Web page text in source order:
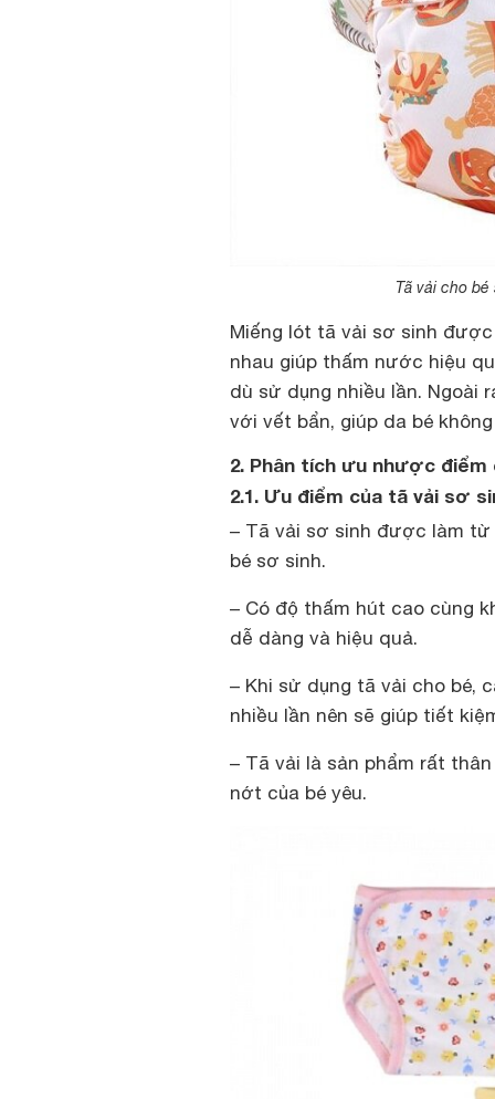
Tã vải cho
Miếng lót tã vải sơ sinh
nhau giúp thấm nước hiệu
dù sử dụng nhiều lần. Ngoài
với vết bẩn, giúp da bé
2. Phân tích ưu nhược
2.1. Ưu điểm của tã vải sơ
– Tã vải sơ sinh được làm
bé sơ sinh.
– Có độ thấm hút cao cùng
dễ dàng và hiệu quả.
– Khi sử dụng tã vải cho bé,
nhiều lần nên sẽ giúp tiết
– Tã vải là sản phẩm rất
nớt của bé yêu.